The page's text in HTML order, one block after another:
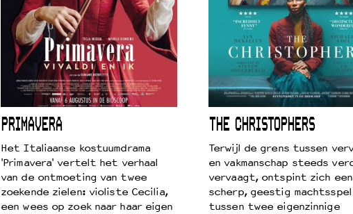
PRIMAVERA
Het Italiaanse kostuumdrama
'Primavera' vertelt het verhaal
van de ontmoeting van twee
zoekende zielen: violiste Cecilia,
een wees op zoek naar haar eigen
THE CHRISTOPHERS
Terwijl de grens tussen
en vakmanschap steeds
vervaagt, ontspint zich een
scherp, geestig machtsspel
tussen twee eigenzinnige